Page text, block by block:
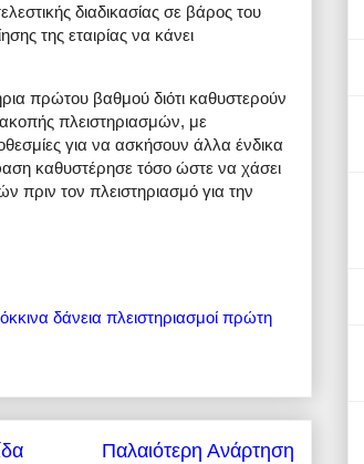
διαδικασίας σε βάρος του
της εταιρίας να κάνει
πρώτου βαθμού διότι καθυστερούν
πλειστηριασμών, με
για να ασκήσουν άλλα ένδικα
καθυστέρησε τόσο ώστε να χάσει
πριν τον πλειστηριασμό για την
δάνεια πλειστηριασμοί πρώτη
Παλαιότερη Ανάρτηση